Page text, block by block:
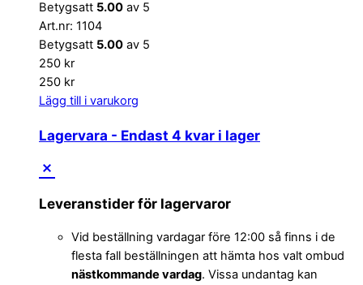
Betygsatt 5.00 av 5
Art.nr: 1104
Betygsatt 5.00 av 5
250 kr
250 kr
Lägg till i varukorg
Lagervara - Endast 4 kvar i lager
Leveranstider för lagervaror
Vid beställning vardagar före 12:00 så finns i de
flesta fall beställningen att hämta hos valt ombud
nästkommande vardag. Vissa undantag kan